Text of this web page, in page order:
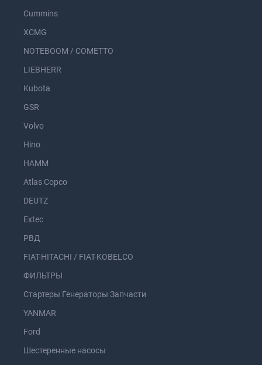
Cummins
XCMG
NOTEBOOM / COMETTO
LIEBHERR
Kubota
GSR
Volvo
Hino
HAMM
Atlas Copco
DEUTZ
Extec
РВД
FIAT-HITACHI / FIAT-KOBELCO
ФИЛЬТРЫ
Стартеры Генераторы Запчасти
YANMAR
Ford
Шестеренные насосы